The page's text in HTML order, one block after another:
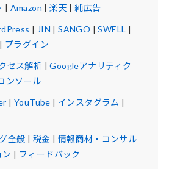
| Amazon |楽天 |純広告
| JIN |SANGO |SWELL |
| プラグイン
セス解析 |Googleアナリティク
ンソール
| YouTube | インスタグラム |
全般 | 税金 | 情報商材・コンサル
ン | フィードバック